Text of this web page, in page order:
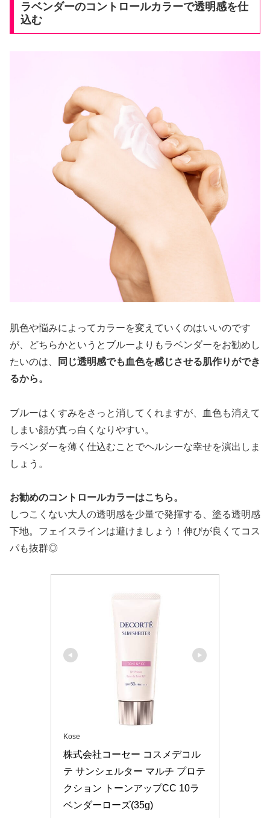
ラベンダーのコントロールカラーで透明感を仕
込む
肌色や悩みによってカラーを変えていくのはいいのです
が、どちらかというとブルーよりもラベンダーをお勧めし
たいのは、
同じ透明感でも血色を感じさせる肌作りができ
るから。
ブルーはくすみをさっと消してくれますが、血色も消えて
しまい顔が真っ白くなりやすい。
ラベンダーを薄く仕込むことでヘルシーな幸せを演出しま
しょう。
お勧めのコントロールカラーはこちら。
しつこくない大人の透明感を少量で発揮する、塗る透明感
下地。フェイスラインは避けましょう！伸びが良くてコス
パも抜群◎
Kose
株式会社コーセー コスメデコル
テ サンシェルター マルチ プロテ
クション トーンアップCC 10ラ
ベンダーローズ(35g)